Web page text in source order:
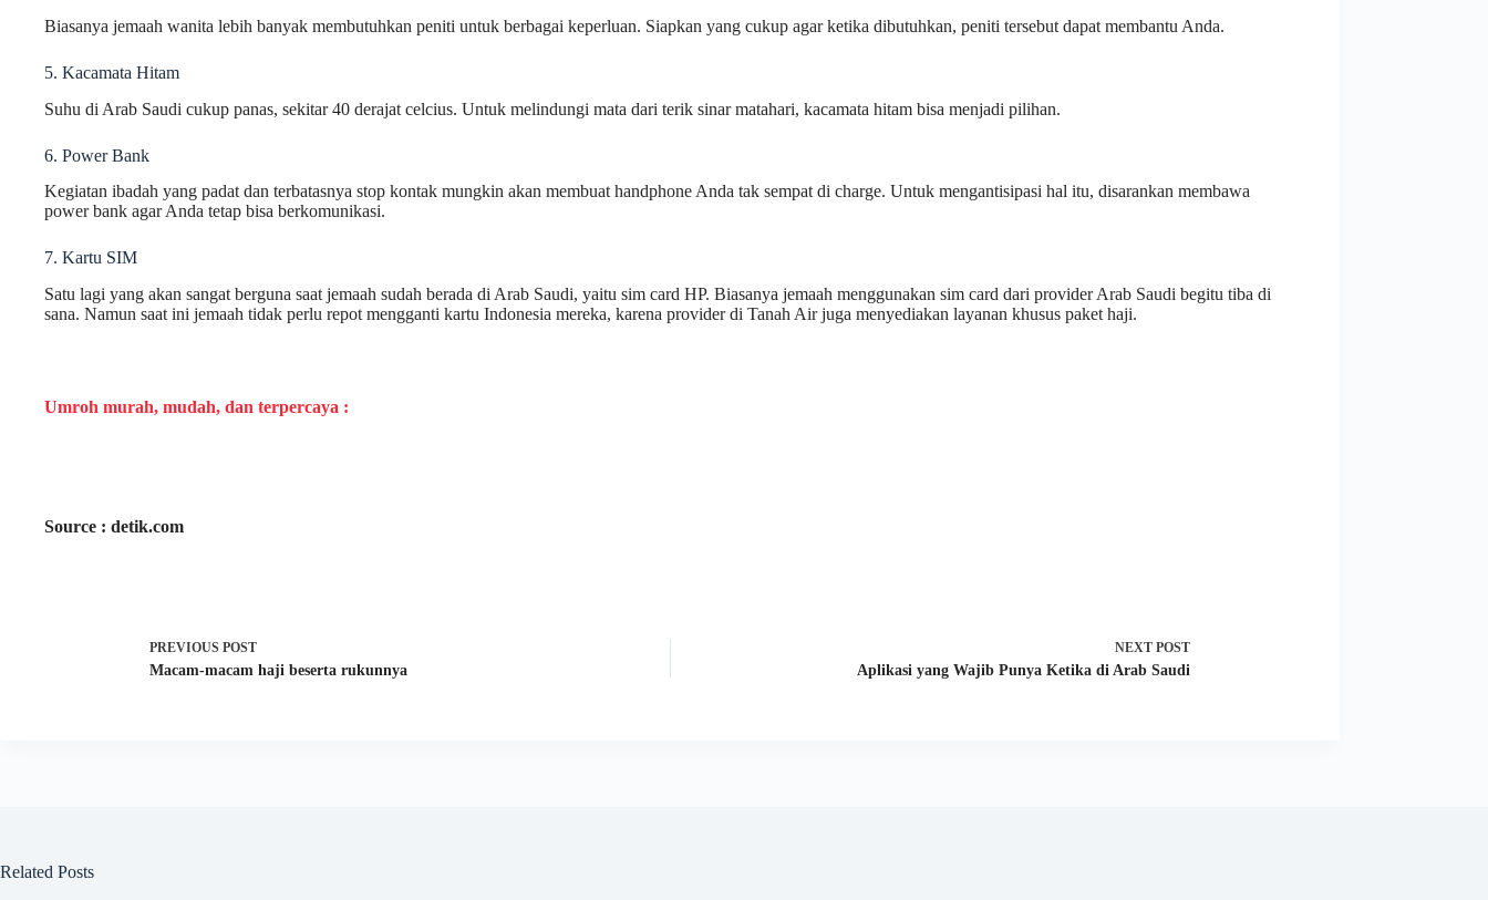
Biasanya jemaah wanita lebih banyak membutuhkan peniti untuk berbagai keperluan. Siapkan yang cukup agar ketika dibutuhkan, peniti tersebut dapat membantu Anda.
5. Kacamata Hitam
Suhu di Arab Saudi cukup panas, sekitar 40 derajat celcius. Untuk melindungi mata dari terik sinar matahari, kacamata hitam bisa menjadi pilihan.
6. Power Bank
Kegiatan ibadah yang padat dan terbatasnya stop kontak mungkin akan membuat handphone Anda tak sempat di charge. Untuk mengantisipasi hal itu, disarankan membawa
power bank agar Anda tetap bisa berkomunikasi.
7. Kartu SIM
Satu lagi yang akan sangat berguna saat jemaah sudah berada di Arab Saudi, yaitu sim card HP. Biasanya jemaah menggunakan sim card dari provider Arab Saudi begitu tiba di
sana. Namun saat ini jemaah tidak perlu repot mengganti kartu Indonesia mereka, karena provider di Tanah Air juga menyediakan layanan khusus paket haji.
Umroh murah, mudah, dan terpercaya :
Source : detik.com
PREVIOUS POST
Macam-macam haji beserta rukunnya
NEXT POST
Aplikasi yang Wajib Punya Ketika di Arab Saudi
Related Posts